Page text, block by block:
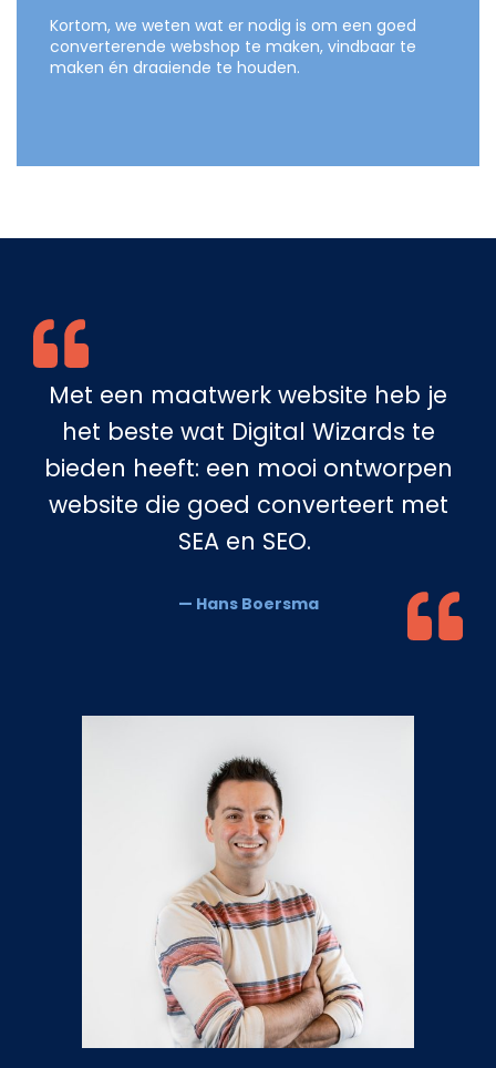
Kortom, we weten wat er nodig is om een goed
converterende webshop te maken, vindbaar te
maken én draaiende te houden.
Met een maatwerk website heb je
het beste wat Digital Wizards te
bieden heeft: een mooi ontworpen
website die goed converteert met
SEA en SEO. ​
— Hans Boersma